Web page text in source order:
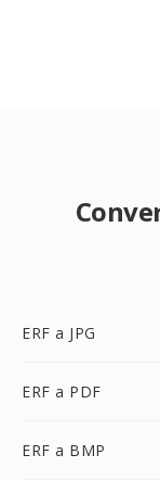
ERF a JPG
ERF a PDF
ERF a BMP